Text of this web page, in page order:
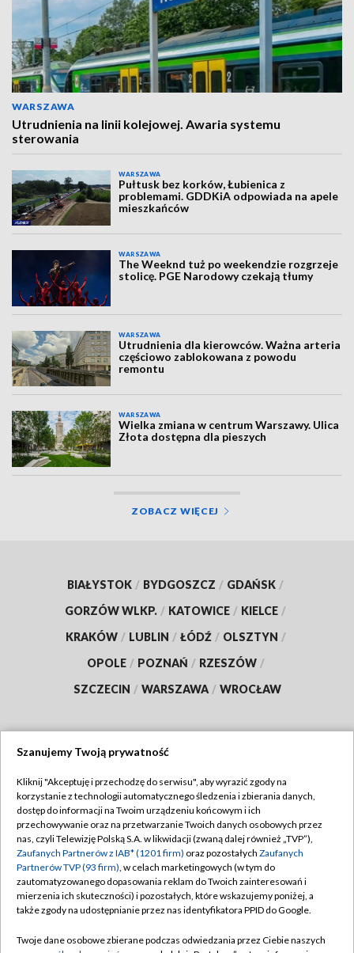
WARSZAWA
Utrudnienia na linii kolejowej. Awaria systemu
sterowania
WARSZAWA
Pułtusk bez korków, Łubienica z
problemami. GDDKiA odpowiada na apele
mieszkańców
WARSZAWA
The Weeknd tuż po weekendzie rozgrzeje
stolicę. PGE Narodowy czekają tłumy
WARSZAWA
Utrudnienia dla kierowców. Ważna arteria
częściowo zablokowana z powodu
remontu
WARSZAWA
Wielka zmiana w centrum Warszawy. Ulica
Złota dostępna dla pieszych
ZOBACZ WIĘCEJ
BIAŁYSTOK / BYDGOSZCZ / GDAŃSK /
GORZÓW WLKP. / KATOWICE / KIELCE /
KRAKÓW / LUBLIN / ŁÓDŹ / OLSZTYN /
OPOLE / POZNAŃ / RZESZÓW /
SZCZECIN / WARSZAWA / WROCŁAW
TVP
Abonament TVP
Emisja w TVP
Centrum informacji TVP
Naziemna Telewizja Cyfrowa
Regulamin TVP
Polityka prywatności
Moje zgody
Pomoc
Szanujemy Twoją prywatność
Kliknij "Akceptuję i przechodzę do serwisu", aby wyrazić zgody na
korzystanie z technologii automatycznego śledzenia i zbierania danych,
dostęp do informacji na Twoim urządzeniu końcowym i ich
przechowywanie oraz na przetwarzanie Twoich danych osobowych przez
nas, czyli Telewizję Polską S.A. w likwidacji (zwaną dalej również „TVP”),
Zaufanych Partnerów z IAB* (1201 firm) oraz pozostałych Zaufanych
Partnerów TVP (93 firm), w celach marketingowych (w tym do
zautomatyzowanego dopasowania reklam do Twoich zainteresowań i
mierzenia ich skuteczności) i pozostałych, które wskazujemy poniżej, a
także zgody na udostępnianie przez nas identyfikatora PPID do Google.
Twoje dane osobowe zbierane podczas odwiedzania przez Ciebie naszych